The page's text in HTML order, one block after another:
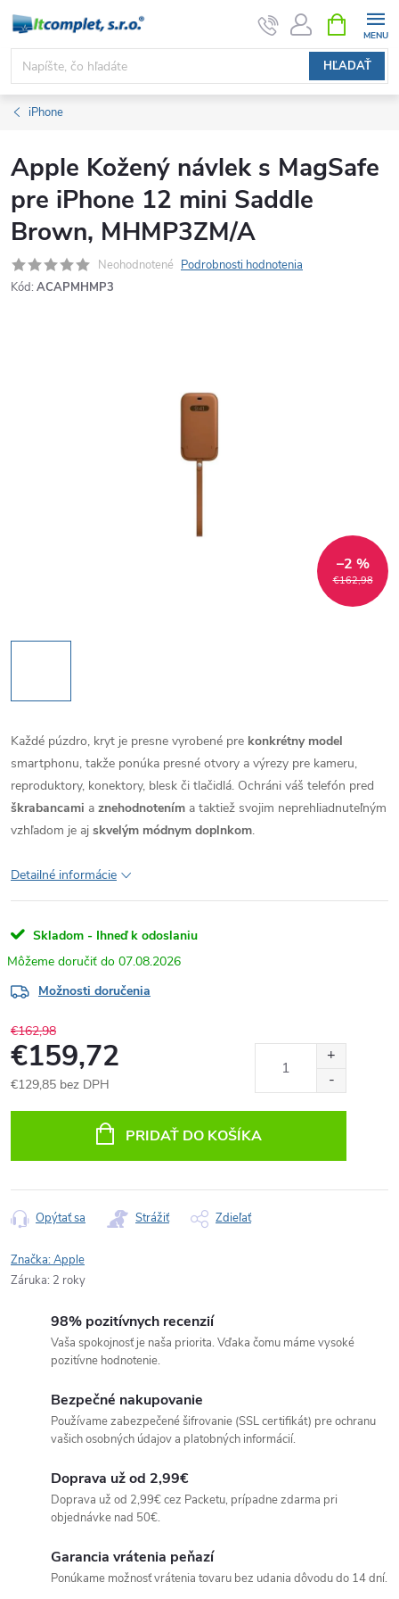
Prejsť
obsah
HĽADAŤ
KOŠÍK
iPhone
Apple Kožený návlek s MagSafe
pre iPhone 12 mini Saddle
Brown, MHMP3ZM/A
Neohodnotené Podrobnosti hodnotenia
Kód: ACAPMHMP3
€162,98
–2 %
Každé púzdro, kryt je presne vyrobené pre konkrétny model
smartphonu, takže ponúka presné otvory a výrezy pre kameru,
reproduktory, konektory, blesk či tlačidlá. Ochráni váš telefón pred
škrabancami a znehodnotením a taktiež svojim neprehliadnuteľným
vzhľadom je aj skvelým módnym doplnkom.
Detailné informácie
Skladom - Ihneď k odoslaniu
07.08.2026
Možnosti doručenia
€162,98
€159,72
€129,85 bez DPH
PRIDAŤ DO KOŠÍKA
Opýtať sa Strážiť Zdieľať
Značka:Apple
Záruka: 2 roky
98% pozitívnych recenzií
Vaša spokojnosť je naša priorita. Vďaka čomu máme vysoké
pozitívne hodnotenie.
Bezpečné nakupovanie
Používame zabezpečené šifrovanie (SSL certifikát) pre ochranu
vašich osobných údajov a platobných informácií.
Doprava už od 2,99€
Doprava už od 2,99€ cez Packetu, prípadne zdarma pri
objednávke nad 50€.
Garancia vrátenia peňazí
Ponúkame možnosť vrátenia tovaru bez udania dôvodu do 14 dní.